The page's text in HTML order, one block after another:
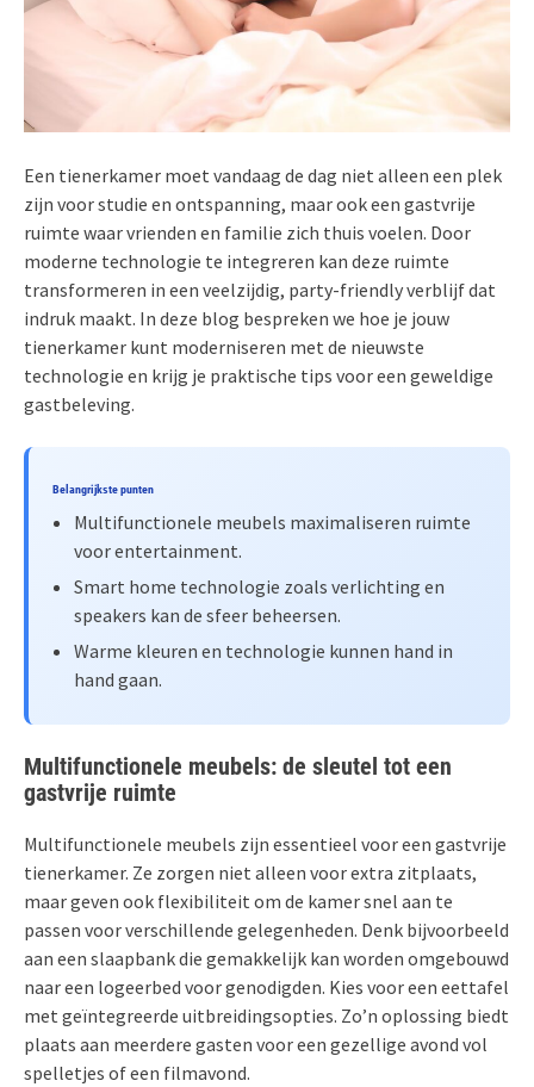
Een tienerkamer moet vandaag de dag niet alleen een plek
zijn voor studie en ontspanning, maar ook een gastvrije
ruimte waar vrienden en familie zich thuis voelen. Door
moderne technologie te integreren kan deze ruimte
transformeren in een veelzijdig, party-friendly verblijf dat
indruk maakt. In deze blog bespreken we hoe je jouw
tienerkamer kunt moderniseren met de nieuwste
technologie en krijg je praktische tips voor een geweldige
gastbeleving.
Belangrijkste punten
Multifunctionele meubels maximaliseren ruimte
voor entertainment.
Smart home technologie zoals verlichting en
speakers kan de sfeer beheersen.
Warme kleuren en technologie kunnen hand in
hand gaan.
Multifunctionele meubels: de sleutel tot een
gastvrije ruimte
Multifunctionele meubels zijn essentieel voor een gastvrije
tienerkamer. Ze zorgen niet alleen voor extra zitplaats,
maar geven ook flexibiliteit om de kamer snel aan te
passen voor verschillende gelegenheden. Denk bijvoorbeeld
aan een slaapbank die gemakkelijk kan worden omgebouwd
naar een logeerbed voor genodigden. Kies voor een eettafel
met geïntegreerde uitbreidingsopties. Zo’n oplossing biedt
plaats aan meerdere gasten voor een gezellige avond vol
spelletjes of een filmavond.